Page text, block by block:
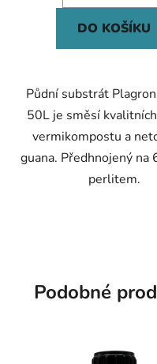
DO KOŠÍKU
Půdní substrát
50L je směsí
vermikompostu a
guana. Předhnojený na
perlitem.
Podobné